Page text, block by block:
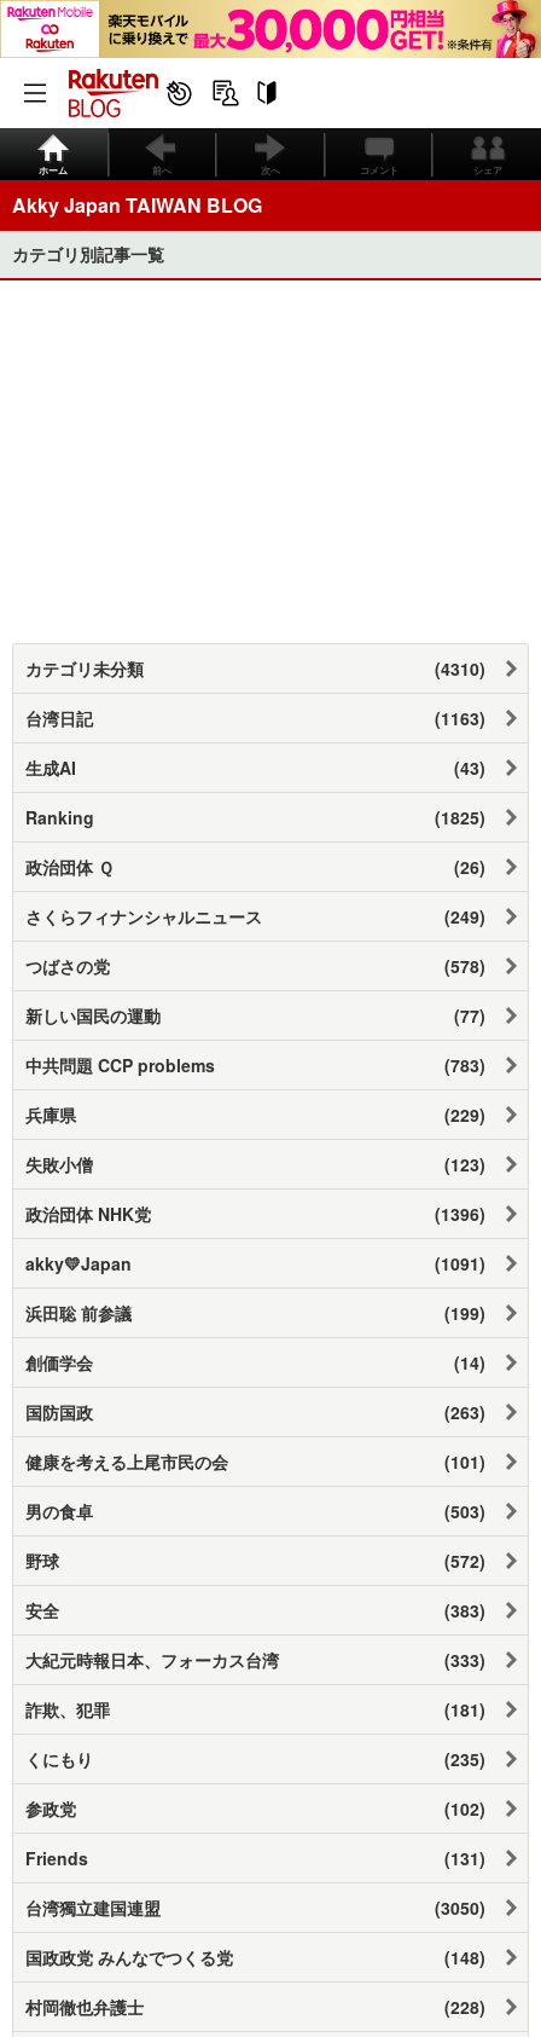
ホーム 前へ 次へ コメント シェア
Akky Japan TAIWAN BLOG
カテゴリ別記事一覧
カテゴリ未分類 (4310)
台湾日記 (1163)
生成AI (43)
Ranking (1825)
政治団体 Ｑ (26)
さくらフィナンシャルニュース (249)
つばさの党 (578)
新しい国民の運動 (77)
中共問題 CCP problems (783)
兵庫県 (229)
失敗小僧 (123)
政治団体 NHK党 (1396)
akky💛Japan (1091)
浜田聡 前参議 (199)
創価学会 (14)
国防国政 (263)
健康を考える上尾市民の会 (101)
男の食卓 (503)
野球 (572)
安全 (383)
大紀元時報日本、フォーカス台湾 (333)
詐欺、犯罪 (181)
くにもり (235)
参政党 (102)
Friends (131)
台湾獨立建国連盟 (3050)
国政政党 みんなでつくる党 (148)
村岡徹也弁護士 (228)